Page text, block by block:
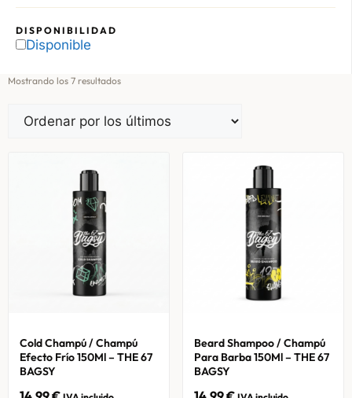
DISPONIBILIDAD
Disponible
Mostrando los 7 resultados
Cold Champú / Champú
Efecto Frío 150Ml – THE 67
BAGSY
Beard Shampoo / Champú
Para Barba 150Ml – THE 67
BAGSY